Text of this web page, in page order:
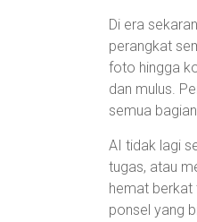
Di era
perangkat
foto hingga
dan mulus.
semua
AI tidak lagi
tugas, atau
hemat berkat
ponsel yang